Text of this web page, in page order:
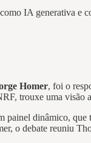
IA generativa e
Homer, foi o
trouxe uma
painel dinâmico, que
o debate reuniu